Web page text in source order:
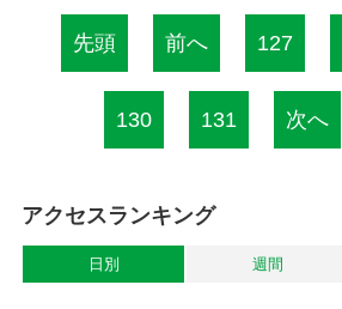
先頭 前へ 127
130 131 次へ
アクセスランキング
日別 週間